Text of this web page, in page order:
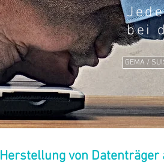
bei
GEMA /
Herstellung von